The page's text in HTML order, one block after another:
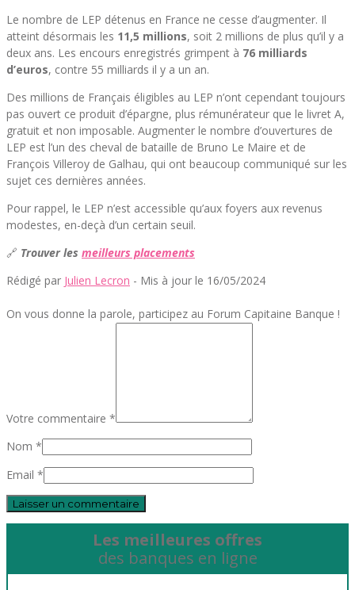
Le nombre de LEP détenus en France ne cesse d’augmenter. Il
atteint désormais les 11,5 millions, soit 2 millions de plus qu’il y a
deux ans. Les encours enregistrés grimpent à 76 milliards
d’euros, contre 55 milliards il y a un an.
Des millions de Français éligibles au LEP n’ont cependant toujours
pas ouvert ce produit d’épargne, plus rémunérateur que le livret A,
gratuit et non imposable. Augmenter le nombre d’ouvertures de
LEP est l’un des cheval de bataille de Bruno Le Maire et de
François Villeroy de Galhau, qui ont beaucoup communiqué sur les
sujet ces dernières années.
Pour rappel, le LEP n’est accessible qu’aux foyers aux revenus
modestes, en-deçà d’un certain seuil.
🔗 Trouver les meilleurs placements
Rédigé par Julien Lecron - Mis à jour le 16/05/2024
On vous donne la parole, participez au Forum Capitaine Banque !
Votre commentaire *
Nom *
Email *
Les meilleures offres
des banques en ligne